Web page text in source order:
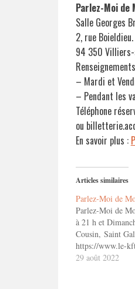
Parlez-Moi de
Salle Georges
2, rue Boieldieu.
94 350
– Mardi et
– Pendant les
Téléphone
ou
En savoir plus :
Articles similaires
Parlez-Moi de
Parlez-Moi de
à 21 h et
Cousin, Saint
https://www.le-
29 août 2022